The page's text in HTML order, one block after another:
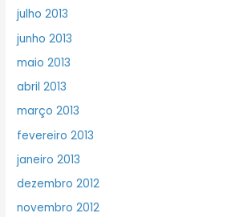
julho 2013
junho 2013
maio 2013
abril 2013
março 2013
fevereiro 2013
janeiro 2013
dezembro 2012
novembro 2012